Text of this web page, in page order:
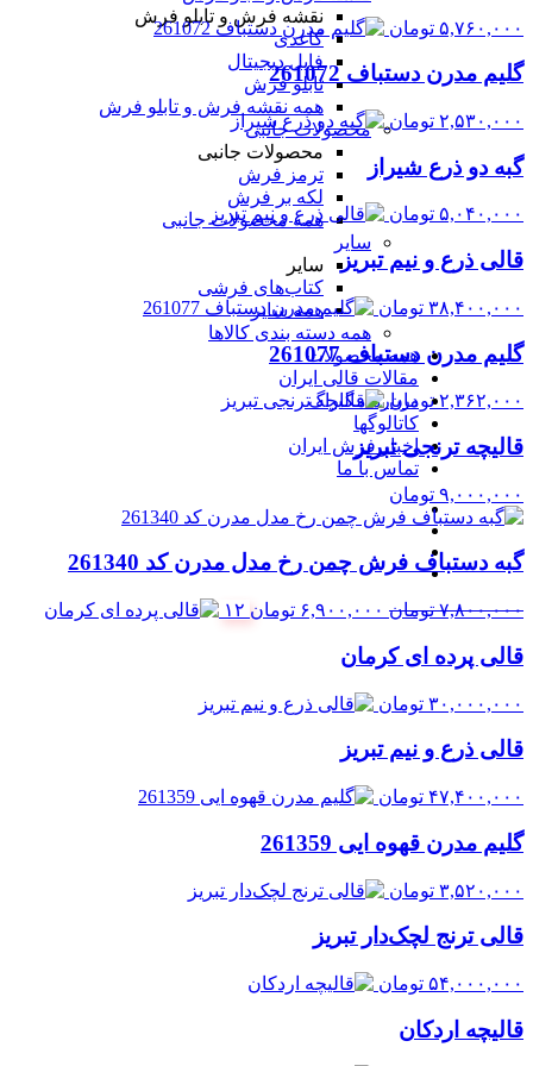
نقشه فرش و تابلو فرش
کاغذی
فایل دیجیتال
تابلو فرش
همه نقشه فرش و تابلو فرش
محصولات جانبی
محصولات جانبی
ترمز فرش
لکه بر فرش
همه محصولات جانبی
سایر
سایر
کتاب‌های فرشی
همه سایر
همه دسته بندی کالاها
همه محصولات
مقالات قالی ایران
درباره مگاراگ
کاتالوگها
اخبار فرش ایران
تماس با ما
۵,۷۶۰,۰۰۰ تومان
گلیم مدرن دستباف 261072
۲,۵۳۰,۰۰۰ تومان
گبه دو ذرع شیراز
۵,۰۴۰,۰۰۰ تومان
قالی ذرع و نیم تبریز
۳۸,۴۰۰,۰۰۰ تومان
گلیم مدرن دستباف 261077
۲,۳۶۲,۰۰۰ تومان
قالیچه ترنجی تبریز
۹,۰۰۰,۰۰۰ تومان
گبه دستباف فرش چمن رخ مدل مدرن کد 261340
۷,۸۰۰,۰۰۰ تومان قیمت
بود.
۶,۹۰۰,۰۰۰ تومان قیمت
۱۲
قالی پرده ای کرمان
۳۰,۰۰۰,۰۰۰ تومان
قالی ذرع و نیم تبریز
۴۷,۴۰۰,۰۰۰ تومان
گلیم مدرن قهوه ایی 261359
۳,۵۲۰,۰۰۰ تومان
قالی ترنج لچک‌دار تبریز
۵۴,۰۰۰,۰۰۰ تومان
قالیچه اردکان